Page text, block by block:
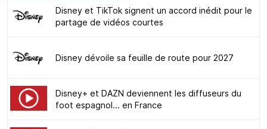
Disney et TikTok signent un accord inédit pour le
partage de vidéos courtes
Disney dévoile sa feuille de route pour 2027
Disney+ et DAZN deviennent les diffuseurs du
foot espagnol... en France